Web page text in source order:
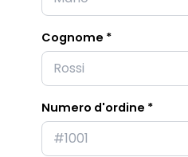
Cognome *
Numero d'ordine *